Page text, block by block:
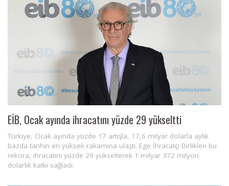
EİB, Ocak ayında ihracatını yüzde 29 yükseltti
Türkiye, Ocak ayında yüzde 17 artışla, 17,6 milyar dolarla aylık
bazda tarihin en yüksek rakamına ulaştı. Ege İhracatçı Birlikleri bu
rekora, ihracatını yüzde 29 yükselterek 1 milyar 372 milyon
dolarlık katkı sağladı.